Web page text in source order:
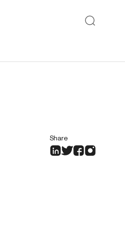
Share